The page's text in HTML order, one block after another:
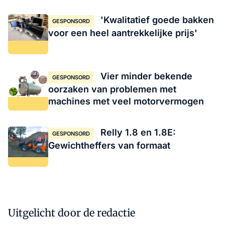
GESPONSORD
'Kwalitatief goede bakken
voor een heel aantrekkelijke prijs'
GESPONSORD
Vier minder bekende
oorzaken van problemen met
machines met veel motorvermogen
GESPONSORD
Relly 1.8 en 1.8E:
Gewichtheffers van formaat
Uitgelicht door de redactie